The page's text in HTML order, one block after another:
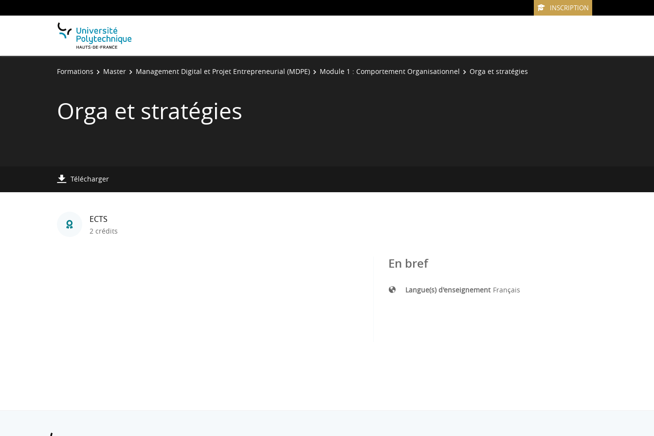
INSCRIPTION
Formations Master Management Digital et Projet Entrepreneurial (MDPE) Module 1 : Comportement Organisationnel Orga et stratégies
Orga et stratégies
Télécharger
ECTS
2 crédits
En bref
Langue(s) d'enseignement Français